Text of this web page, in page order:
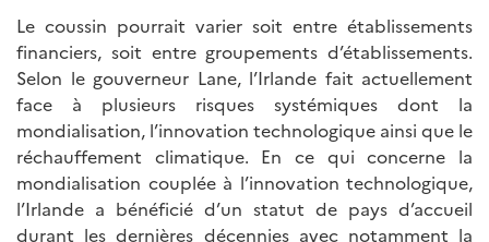
Le coussin pourrait varier soit entre établissements
financiers, soit entre groupements d’établissements.
Selon le gouverneur Lane, l’Irlande fait actuellement
face à plusieurs risques systémiques dont la
mondialisation, l’innovation technologique ainsi que le
réchauffement climatique. En ce qui concerne la
mondialisation couplée à l’innovation technologique,
l’Irlande a bénéficié d’un statut de pays d’accueil
durant les dernières décennies avec notamment la